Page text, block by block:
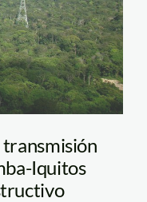
transmisión
Iquitos